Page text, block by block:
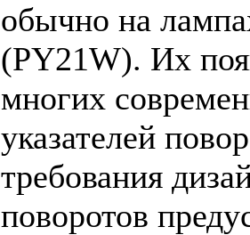
обычно на
(PY21W). Их
многих
указателей
требования
поворотов